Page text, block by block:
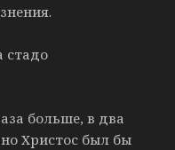
стадо
больше, в два
Христос был бы